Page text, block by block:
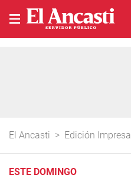
El Ancasti > Edición Impresa
ESTE DOMINGO